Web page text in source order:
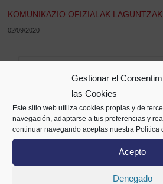
Gestionar el
las Cookies
Este sitio web utiliza cookies propias y de
navegación, adaptarse a tus preferencias y
continuar navegando aceptas nuestra Política
Acepto
Denegado
KOMUNIKAZIO OFIZIALAK
02/09/2020